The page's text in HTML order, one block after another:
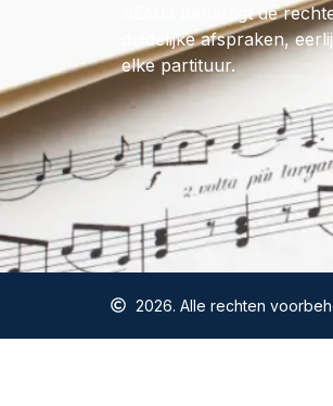
SEMU behartigt de
duidelijke afspraken,
elke partituur.
2026. Alle rechten